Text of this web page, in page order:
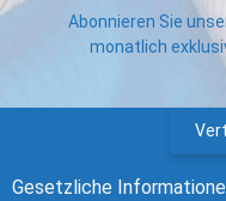
Abonnieren Sie
monatlich
Gesetzliche